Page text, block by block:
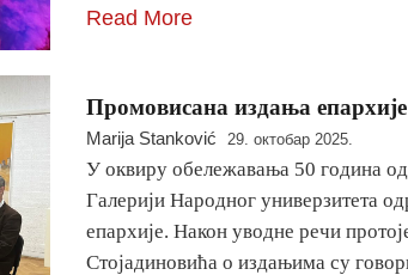
Read More
Промовисана издања
Marija Stanković 29. октобар 2025.
У оквиру обележавања 50 година
Галерији Народног универзитета
епархије. Након уводне речи
Стојадиновића о издањима су